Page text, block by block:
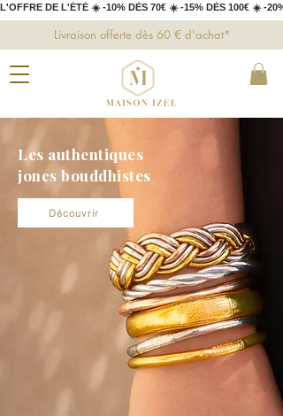
Livraison offerte dès 60 € d'achat*
L'OFFRE DE L'ÉTÉ ☀️ -10% DÈS 70€ ☀️ -15% DÈS 100€ ☀️ -
Les authentiques
joncs bouddhistes
Découvrir